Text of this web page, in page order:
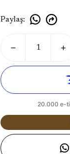
Paylaş: